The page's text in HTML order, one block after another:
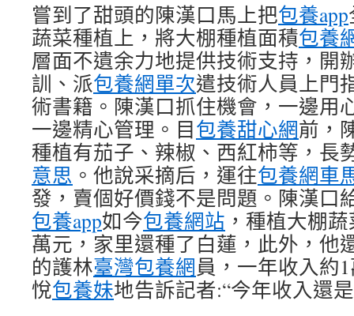
嘗到了甜頭的陳漢口馬上把包養app
蔬菜種植上，將大棚種植面積包養
層面不遺余力地提供技術支持，開
訓、派包養網單次遣技術人員上門
術書籍。陳漢口抓住機會，一邊用
一邊精心管理。目包養甜心網前，
種植有茄子、辣椒、西紅柿等，長
意思 。他說采摘后，運往包養網車
發，賣個好價錢不是問題。陳漢口
包養app如今包養網站 ，種植大棚
萬元，家里還種了白蓮，此外，他
的護林臺灣包養網員，一年收入約
悅包養妹地告訴記者:“今年收入還